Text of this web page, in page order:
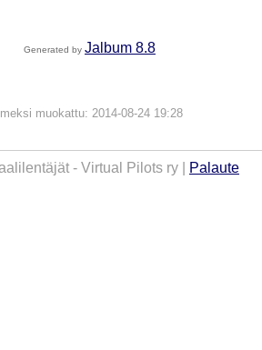
Generated by Jalbum 8.8
muokattu: 2014-08-24 19:28
- Virtual Pilots ry | Palaute